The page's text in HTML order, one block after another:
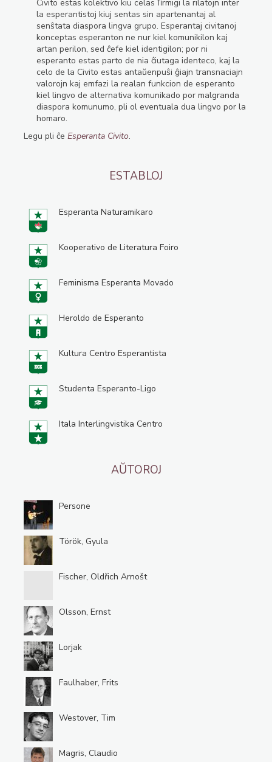
Civito estas kolektivo kiu celas ﬁrmigi la rilatojn inter
la esperantistoj kiuj sentas sin apartenantaj al
senŝtata diaspora lingva grupo. Esperantaj civitanoj
konceptas esperanton ne nur kiel komunikilon kaj
artan perilon, sed ĉefe kiel identigilon; por ni
esperanto estas parto de nia ĉiutaga identeco, kaj la
celo de la Civito estas antaŭenpuŝi ĝiajn transnaciajn
valorojn kaj emfazi la realan funkcion de esperanto
kiel lingvo de alternativa komunikado por malgranda
diaspora komunumo, pli ol eventuala dua lingvo por la
homaro.
Legu pli ĉe Esperanta Civito.
ESTABLOJ
Esperanta Naturamikaro
Kooperativo de Literatura Foiro
Feminisma Esperanta Movado
Heroldo de Esperanto
Kultura Centro Esperantista
Studenta Esperanto-Ligo
Itala Interlingvistika Centro
AŬTOROJ
Persone
Török, Gyula
Fischer, Oldřich Arnošt
Olsson, Ernst
Lorjak
Faulhaber, Frits
Westover, Tim
Magris, Claudio